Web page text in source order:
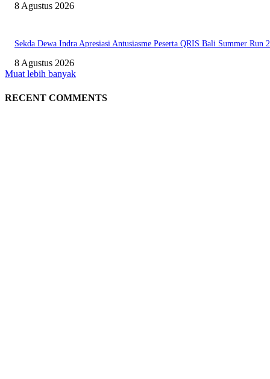
8 Agustus 2026
Sekda Dewa Indra Apresiasi Antusiasme Peserta QRIS Bali Summer Run
8 Agustus 2026
Muat lebih banyak
RECENT COMMENTS